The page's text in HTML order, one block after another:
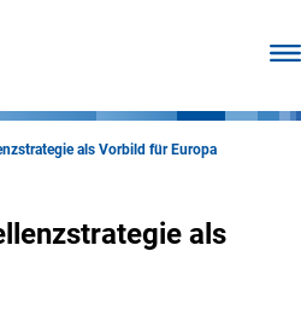
als Vorbild für Europa
als